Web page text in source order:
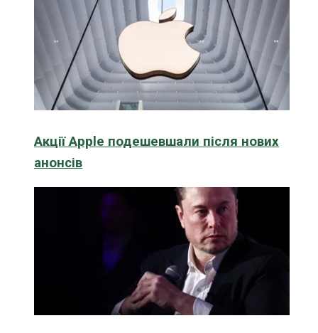
Акції Apple подешевшали після нових
анонсів